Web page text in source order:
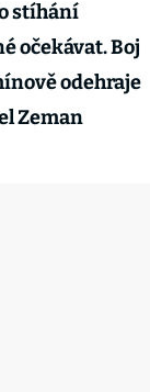
stíhání
očekávat. Boj
odehraje
Zeman